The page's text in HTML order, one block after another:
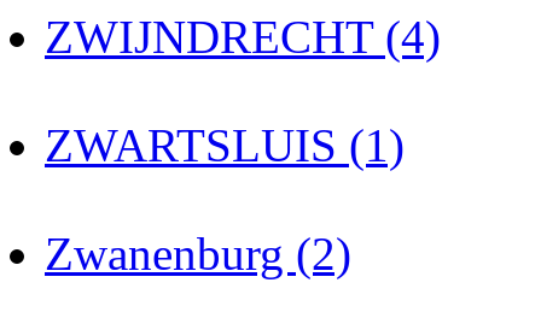
ZWIJNDRECHT (4)
ZWARTSLUIS (1)
Zwanenburg (2)